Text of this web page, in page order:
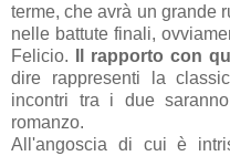
terme, che avrà un grande
nelle battute finali,
Felicio.
Il rapporto con
dire rappresenti la
incontri tra i due
romanzo.
All'angoscia di cui è